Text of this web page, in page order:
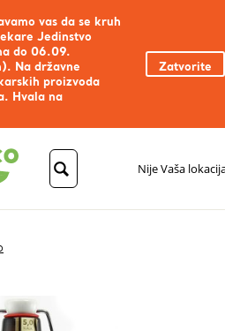
vas da se kruh
Jedinstvo
do 06.09.
Na državne
proizvoda
Hvala na
Zatvorite
Nije Vaša